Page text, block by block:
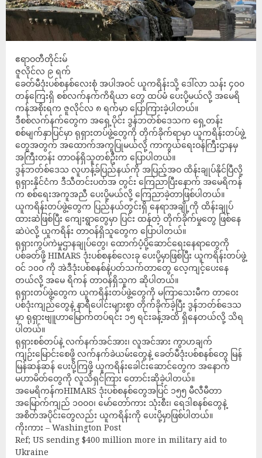
ဧရာဝတီတိုင်းမ်
ဇူလိုင်လ ၉ ရက်
ခေတ်မီဒုံးပစ်စနစ်လေးစုံ အပါအဝင် ယူကရိန်းသို့ ဒေါ်လာ သန်း ၄၀၀
တန်ကြေးရှိ စစ်လက်နက်ကိရိယာ တွေ ထပ်မံ ပေးပို့မယ်လို့ အမေရိ
ကန်အစိုးရက ဇူလိုင်လ ၈ ရက်မှာ ပြောကြားခဲ့ပါတယ်။
ဒီစစ်လက်နက်တွေက အရှေ့ပိုင်း ဒွန်ဘတ်စ်ဒေသက ရှေ့တန်း
စစ်မျက်နှာပြင်မှာ ရုရှားတပ်ဖွဲ့တွေကို တိုက်ခိုက်ရာမှာ ယူကရိန်းတပ်ဖွဲ့
တွေအတွက် အထောက်အကူပြုမယ်လို့ ကာကွယ်ရေးဝန်ကြီးဌာနမှ
အကြီးတန်း တာဝန်ရှိသူတစ်ဦးက ပြောပါတယ်။
ဒွန်ဘတ်စ်ဒေသ လူဟန့်ခ်ပြည်နယ်ကို အပြည့်အဝ ထိန်းချုပ်နိုင်ပြီလို့
ရုရှားနိုင်ငံက ဒီသီတင်းပတ်အ တွင်း ကြေညာပြီးနောက် အမေရိကန်
က စစ်ရေးအကူအညီ ပေးပို့မယ်လို့ ကြေညာခဲ့တာဖြစ်ပါတယ်။
ယူကရိန်းတပ်ဖွဲ့တွေက ပြည်နယ်တွင်းရှိ နေရာအချို့ကို ထိန်းချုပ်
ထားဆဲဖြစ်ပြီး ကျေးရွာတွေမှာ ပြင်း ထန်တဲ့ တိုက်ခိုက်မှုတွေ ဖြစ်နေ
ဆဲပဲလို့ ယူကရိန်း တာဝန်ရှိသူတွေက ပြောပါတယ်။
ရုရှားကွပ်ကဲမှုဌာနချုပ်တွေ၊ ထောက်ပံ့ပို့ဆောင်ရေးနေရာတွေကို
ပစ်ခတ်ဖို့ HIMARS ဒုံးပစ်စနစ်လေးခု ပေးပို့မှာဖြစ်ပြီး ယူကရိန်းတပ်ဖွဲ့
ဝင် ၁၀၀ ကို အဲဒီဒုံးပစ်စနစ်နဲ့ပတ်သက်တာတွေ လေ့ကျင့်ပေးနေ
တယ်လို့ အမေ ရိကန် တာဝန်ရှိသူက ဆိုပါတယ်။
ရုရှားတပ်ဖွဲ့တွေက ယူကရိန်းတပ်ဖွဲ့တွေကို မကြာသေးမီက တာဝေး
ပစ်ဒုံးကျည်တွေနဲ့ နာရီပေါင်းများစွာ တိုက်ခိုက်ခဲ့ပြီး ဒွန်ဘတ်စ်ဒေသ
မှာ ရုရှားဗျူဟာမြောက်တပ်ရင်း ၁၅ ရင်းခန့်အထိ ရှိနေတယ်လို့ သိရ
ပါတယ်။
ရုရှားစစ်တပ်နဲ့ လက်နက်အင်အား၊ လူအင်အား ကွာဟချက်
ကျဉ်းမြောင်းစေဖို့ လက်နက်ခဲယမ်းတွေနဲ့ ခေတ်မီဒုံးပစ်စနစ်တွေ မြန်
မြန်ဆန်ဆန် ပေးပို့ကြဖို့ ယူကရိန်းခေါင်းဆောင်တွေက အနောက်
မဟာမိတ်တွေကို လူသိရှင်ကြား တောင်းဆိုခဲ့ပါတယ်။
အမေရိကန်ကHIMARS ဒုံးပစ်စနစ်တွေအပြင် ၁၅၅ မီလီမီတာ
အမြောက်ကျည် ၁၀၀၀၊ မော်တော်ကား သုံးစီး၊ ရေဒါစနစ်တွေနဲ့
အစိတ်အပိုင်းတွေလည်း ယူကရိန်းကို ပေးပို့မှာဖြစ်ပါတယ်။
ကိုးကား – Washington Post
Ref; US sending $400 million more in military aid to
Ukraine